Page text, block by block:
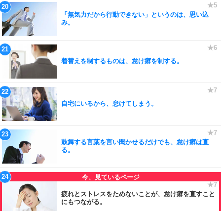
「無気力だから行動できない」というのは、思い込
み。
着替えを制するものは、怠け癖を制する。
自宅にいるから、怠けてしまう。
鼓舞する言葉を言い聞かせるだけでも、怠け癖は直
る。
疲れとストレスをためないことが、怠け癖を直すこと
にもつながる。